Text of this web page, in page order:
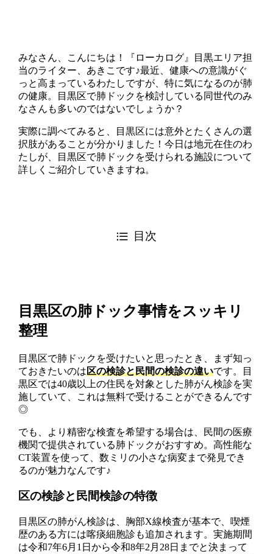
みなさん、こんにちは！『ローカログ』目黒エリア担
当のライター、あきこです♪最近、健康への意識がぐ
っと高まっているわたしですが、特に気になるのが肺
の健康。目黒区で肺ドックを検討している同世代のみ
なさんも多いのではないでしょうか？
実際に調べてみると、目黒区には意外とたくさんの選
択肢があることが分かりました！今日は地元在住のわ
たしが、目黒区で肺ドックを受けられる施設について
詳しくご紹介していきますね。
目次
目黒区の肺ドック事情をスッキリ
整理
目黒区で肺ドックを受けたいと思ったとき、まず知っ
ておきたいのは区の検診と民間の検診の違いです。目
黒区では40歳以上の住民を対象とした肺がん検診を実
施していて、これは無料で受けることができるんです
◎
でも、より精密な検査を希望する場合は、民間の医療
機関で提供されている肺ドックがおすすめ。高性能な
CT装置を使って、数ミリの小さな病変まで発見でき
るのが魅力なんです♪
区の検診と民間検診の特徴
目黒区の肺がん検診は、胸部X線検査が基本で、喫煙
歴のある方には喀痰細胞診も追加されます。実施期間
は令和7年6月1日から令和8年2月28日までと決まって